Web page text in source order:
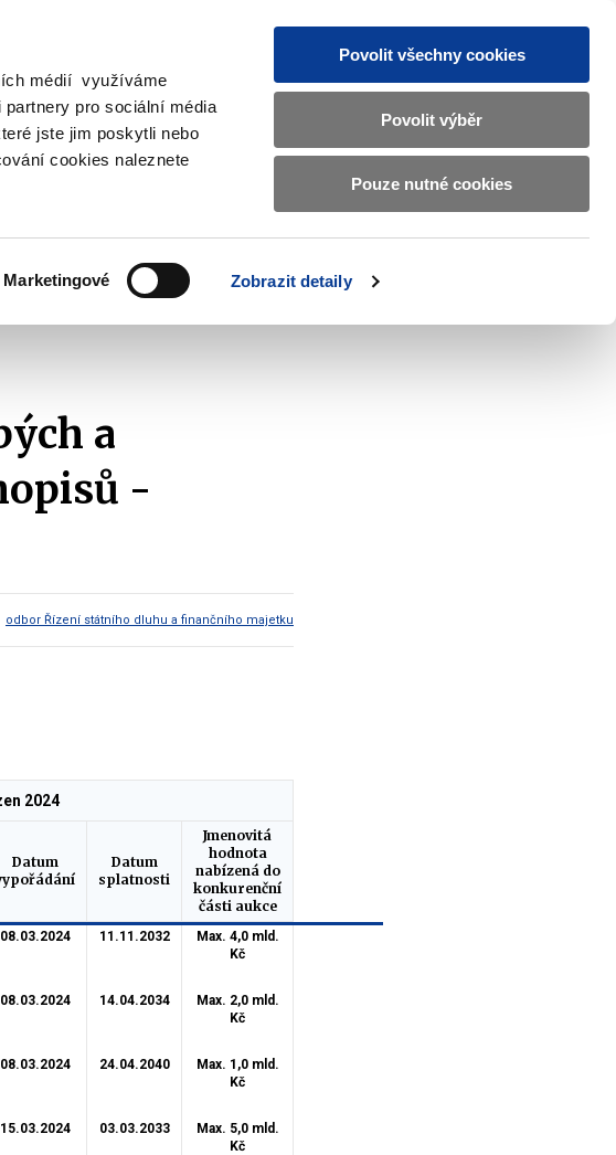
médií využíváme
pro sociální média
jste jim poskytli nebo
cookies naleznete
Marketingové Zobrazit detaily
Povolit všechny cookies
Povolit výběr
Pouze nutné cookies
CZ EN
Základní
informace
o
Ministerstvu
financí
submenu
účetnictví
submenu
EU
submenu
a
-
odbor Řízení státního dluhu a finančního majetku
2024
Datum
Datum
splatnosti
Jmenovitá
hodnota
nabízená do
konkurenční
části aukce
08.03.2024 11.11.2032
Max. 4,0 mld.
Kč
08.03.2024 14.04.2034
Max. 2,0 mld.
Kč
08.03.2024 24.04.2040
Max. 1,0 mld.
Kč
15.03.2024 03.03.2033
Max. 5,0 mld.
Kč